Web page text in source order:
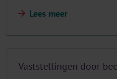
Lees meer
Vaststellingen door